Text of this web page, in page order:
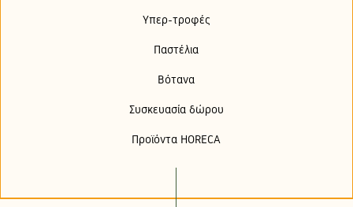
Υπερ-τροφές
Παστέλια
Βότανα
Συσκευασία δώρου
Προϊόντα HORECA